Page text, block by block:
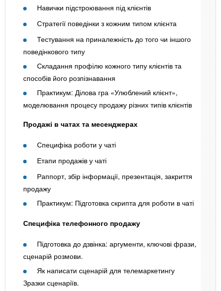
Навички підстроювання під клієнтів
Стратегії поведінки з кожним типом клієнта
Тестування на приналежність до того чи іншого
поведінкового типу
Складання профілю кожного типу клієнтів та
способів його розпізнавання
Практикум: Ділова гра «Улюблений клієнт»,
моделювання процесу продажу різних типів клієнтів
Продажі в чатах та месенджерах
Специфіка роботи у чаті
Етапи продажів у чаті
Раппорт, збір інформації, презентація, закриття
продажу
Практикум: Підготовка скрипта для роботи в чаті
Специфіка телефонного продажу
Підготовка до дзвінка: аргументи, ключові фрази,
сценарій розмови.
Як написати сценарій для телемаркетингу
Зразки сценаріїв.